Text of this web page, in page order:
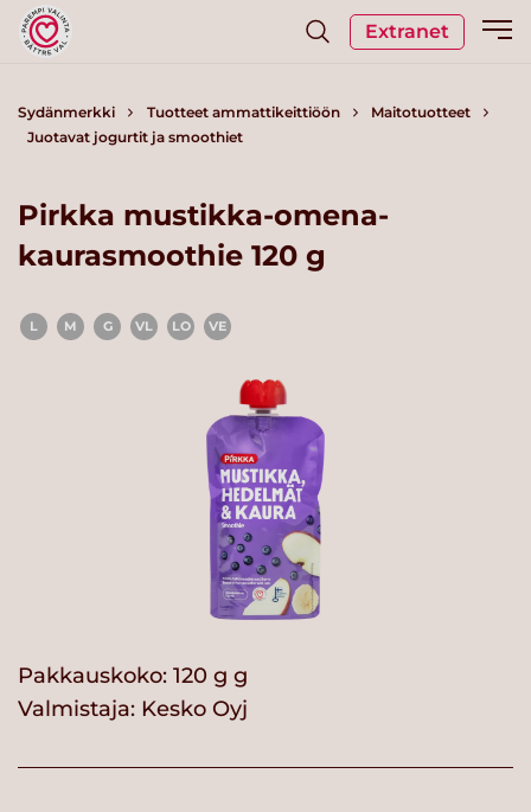
Extranet
Sydänmerkki Tuotteet ammattikeittiöön
Maitotuotteet
Juotavat jogurtit ja smoothiet
Pirkka mustikka-omena-
kaurasmoothie 120 g
L M G VL LO VE
Pakkauskoko: 120 g g
Valmistaja: Kesko Oyj